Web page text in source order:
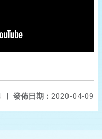
發佈日期： 2020-04-09
|